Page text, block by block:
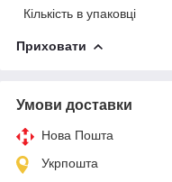
Кількість в упаковці
Приховати
Умови доставки
Нова Пошта
Укрпошта